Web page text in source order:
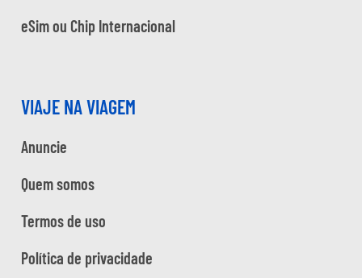
eSim ou Chip Internacional
VIAJE NA VIAGEM
Anuncie
Quem somos
Termos de uso
Política de privacidade